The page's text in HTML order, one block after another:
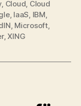
, Cloud, Cloud
, IaaS, IBM,
, Microsoft,
,XING